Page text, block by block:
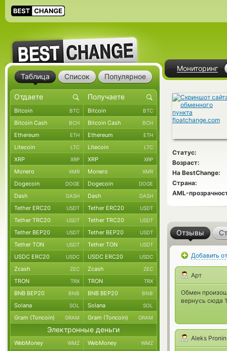
Мониторинг
Статус:
Возраст:
На BestChange:
Страна:
AML-
Отзывы
Добавить
Арт
Обмен
вернусь сюда
Aleks Pronin
Таблица Список Популярное
Bitcoin BTC Bitcoin BTC
Bitcoin Cash BCH Bitcoin Cash BCH
Ethereum ETH Ethereum ETH
Litecoin LTC Litecoin LTC
XRP XRP XRP XRP
Monero XMR Monero XMR
Dogecoin DOGE Dogecoin DOGE
Dash DASH Dash DASH
Tether ERC20 USDT Tether ERC20 USDT
Tether TRC20 USDT Tether TRC20 USDT
Tether BEP20 USDT Tether BEP20 USDT
Tether TON USDT Tether TON USDT
USDC ERC20 USDC USDC ERC20 USDC
Zcash ZEC Zcash ZEC
TRON TRX TRON TRX
BNB BEP20 BNB BNB BEP20 BNB
Solana SOL Solana SOL
Gram (Toncoin) GRAM Gram (Toncoin) GRAM
Электронные деньги
WebMoney WMZ WebMoney WMZ